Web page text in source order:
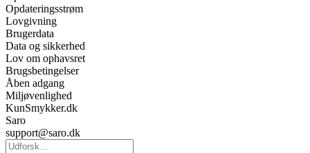
Opdateringsstrøm
Lovgivning
Brugerdata
Data og sikkerhed
Lov om ophavsret
Brugsbetingelser
Åben adgang
Miljøvenlighed
KunSmykker.dk
Saro
support@saro.dk